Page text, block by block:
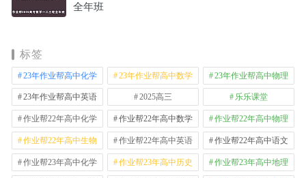
全年班
标签
23年作业帮高中化学 23年作业帮高中数学 23年作业帮高中物理
23年作业帮高中英语 2025高三 乐乐课堂
作业帮22年高中化学 作业帮22年高中数学 作业帮22年高中物理
作业帮22年高中生物 作业帮22年高中英语 作业帮22年高中语文
作业帮23年高中化学 作业帮23年高中历史 作业帮23年高中地理